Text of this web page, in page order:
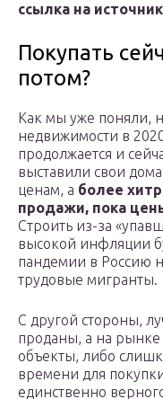
ссылка на источник
Покупать
потом?
Как мы уже поняли,
недвижимости в
продолжается и
выставили свои
ценам, а более
продажи, пока
Строить из-за
высокой инфляции
пандемии в Россию
трудовые мигранты.
С другой стороны,
проданы, а на рынке
объекты, либо
времени для
единственно